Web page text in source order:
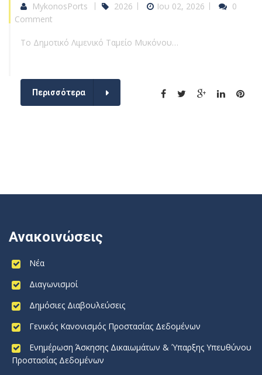
MykonosPorts 2026 Ιου 02, 2026
0
Comment
Το Δημοτικό Λιμενικό Ταμείο Μυκόνου…
Περισσότερα
Ανακοινώσεις
Νέα
Διαγωνισμοί
Δημόσιες Διαβουλεύσεις
Γενικός Κανονισμός Προστασίας Δεδομένων
Ενημέρωση Άσκησης Δικαιωμάτων & Ύπαρξης Υπευθύνου
Προστασίας Δεδομένων